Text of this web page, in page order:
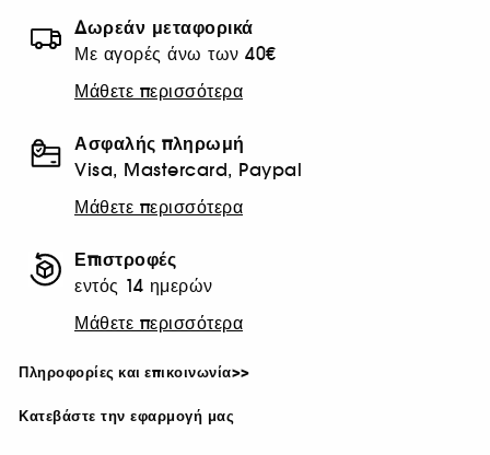
Δωρεάν μεταφορικά
Με αγορές άνω των 40€
Μάθετε περισσότερα
Ασφαλής πληρωμή
Visa, Mastercard, Paypal
Μάθετε περισσότερα
Επιστροφές
εντός 14 ημερών
Μάθετε περισσότερα
Πληροφορίες και επικοινωνία>>
Κατεβάστε την εφαρμογή μας